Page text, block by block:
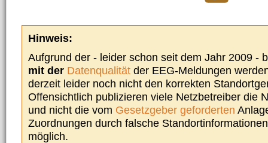
Hinweis:
Aufgrund der - leider schon seit dem Jahr 2009 -
mit der Datenqualität der EEG-Meldungen
derzeit leider noch nicht den korrekten
Offensichtlich publizieren viele Netzbetreiber die
und nicht die vom Gesetzgeber geforderten
Zuordnungen durch falsche
möglich.